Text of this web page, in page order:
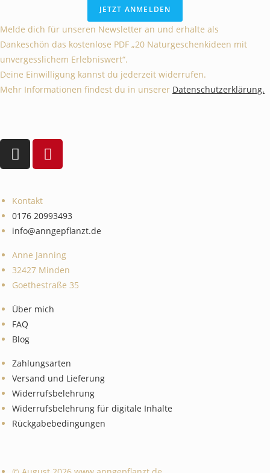
JETZT ANMELDEN
Melde dich für unseren Newsletter an und erhalte als
Dankeschön das kostenlose PDF „20 Naturgeschenkideen mit
unvergesslichem Erlebniswert“.
Deine Einwilligung kannst du jederzeit widerrufen.
Mehr Informationen findest du in unserer Datenschutzerklärung.
Kontakt
0176 20993493
info@anngepflanzt.de
Anne Janning
32427 Minden
Goethestraße 35
Über mich
FAQ
Blog
Zahlungsarten
Versand und Lieferung
Widerrufsbelehrung
Widerrufsbelehrung für digitale Inhalte
Rückgabebedingungen